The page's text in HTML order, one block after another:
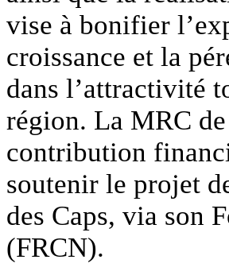
vise à bonifier
croissance et la
dans l’attractivité
région. La MRC
contribution
soutenir le projet
des Caps, via son
(FRCN).